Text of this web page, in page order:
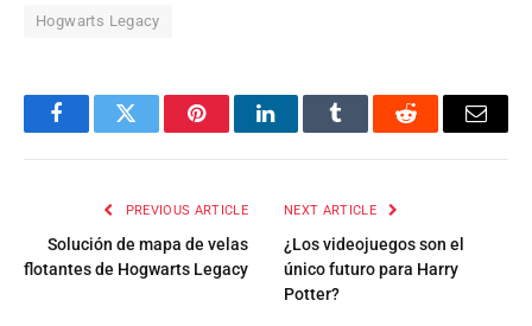
Hogwarts Legacy
FacebookTwitter PinterestLinkedInTumblr Reddit Email
PREVIOUS ARTICLE
Solución de mapa de velas
flotantes de Hogwarts Legacy
NEXT ARTICLE
¿Los videojuegos son el
único futuro para Harry
Potter?